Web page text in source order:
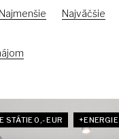
Najmenšie Najväčšie
STÁTIE 0,- EUR +ENERGIE